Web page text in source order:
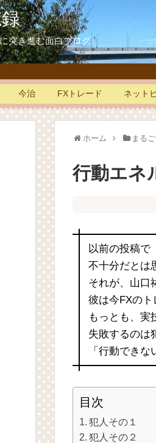
面白ブログ
今治 FXトレード ネット
ホーム まる
行動エネ
以前の投稿で
不十分だとは
それが、山口
彼は今FXの
もっとも、実
失敗するのは
「行動でき
目次
犯人その１
犯人その２